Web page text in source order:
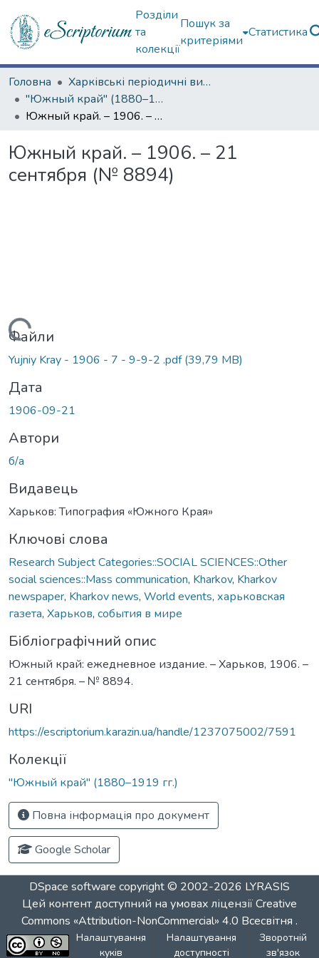
Розділи
та
колекції
Пошук за
критеріями
Статистика
Головна
Харківські періодичні видання
"Южный край" (1880–1919 гг.)
Южный край. – 1906. – 21 сентября (№ 8894)
Южный край. – 1906. – 21
сентября (№ 8894)
Вантажиться...
Файли
Yujniy Kray - 1906 - 7 - 9-9-2 .pdf(39,79 MB)
Дата
1906-09-21
Автори
б/а
Видавець
Харьков: Типография «Южного Края»
Ключові слова
Research Subject Categories::SOCIAL SCIENCES::Other
social sciences::Mass communication, Kharkov, Kharkov
newspaper, Kharkov news, World events, харьковская
газета, Харьков, события в мире
Бібліографічний опис
Южный край: ежедневное издание. – Харьков, 1906. –
21 сентября. – № 8894.
URI
https://escriptorium.karazin.ua/handle/1237075002/7591
Колекції
"Южный край" (1880–1919 гг.)
Повна інформація про документ
Google Scholar
DSpace software copyright © 2002-2026 LYRASIS
Цей контент доступний на умовах ліцензіїCreative
Commons «Attribution-NonCommercial» 4.0 Всесвітня .
Налаштування
куків
Налаштування
доступності
Зворотній
зв'язок